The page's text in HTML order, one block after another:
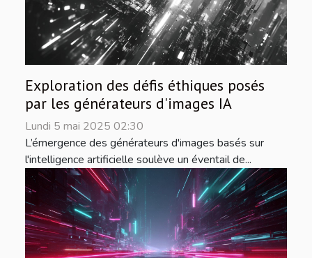
Exploration des défis éthiques posés
par les générateurs d'images IA
Lundi 5 mai 2025 02:30
L’émergence des générateurs d'images basés sur
l'intelligence artificielle soulève un éventail de...